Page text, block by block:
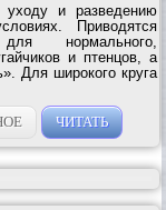
и разведению
Приводятся
нормального,
и птенцов, а
Для широкого круга
ЧИТАТЬ